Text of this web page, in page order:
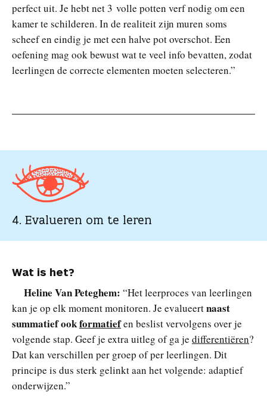
perfect uit. Je hebt net 3 volle potten verf nodig om een
kamer te schilderen. In de realiteit zijn muren soms
scheef en eindig je met een halve pot overschot. Een
oefening mag ook bewust wat te veel info bevatten, zodat
leerlingen de correcte elementen moeten selecteren.”
4. Evalueren om te leren
Wat is het?
Heline Van Peteghem: “Het leerproces van leerlingen
kan je op elk moment monitoren. Je evalueertnaast
summatief ookformatiefen beslist vervolgens over je
volgende stap. Geef je extra uitleg of ga je differentiëren?
Dat kan verschillen per groep of per leerlingen. Dit
principe is dus sterk gelinkt aan het volgende: adaptief
onderwijzen.”